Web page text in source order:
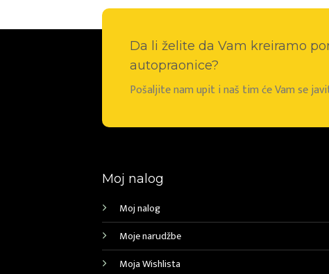
Da li želite da Vam kreiramo
autopraonice?
Pošaljite nam upit i naš tim će Vam se
Moj nalog
Moj nalog
Moje narudžbe
Moja Wishlista